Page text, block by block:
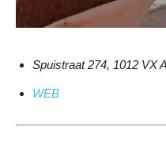
Spuistraat 274, 1012 VX
WEB